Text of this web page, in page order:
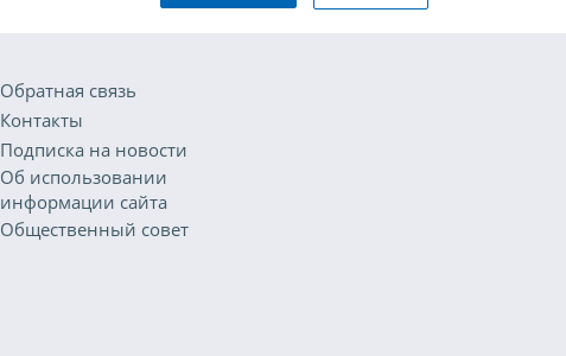
Обратная связь
Контакты
Подписка на новости
Об использовании
информации сайта
Общественный совет